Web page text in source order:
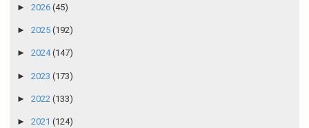
► 2026 (45)
► 2025 (192)
► 2024(147)
► 2023 (173)
► 2022 (133)
► 2021 (124)